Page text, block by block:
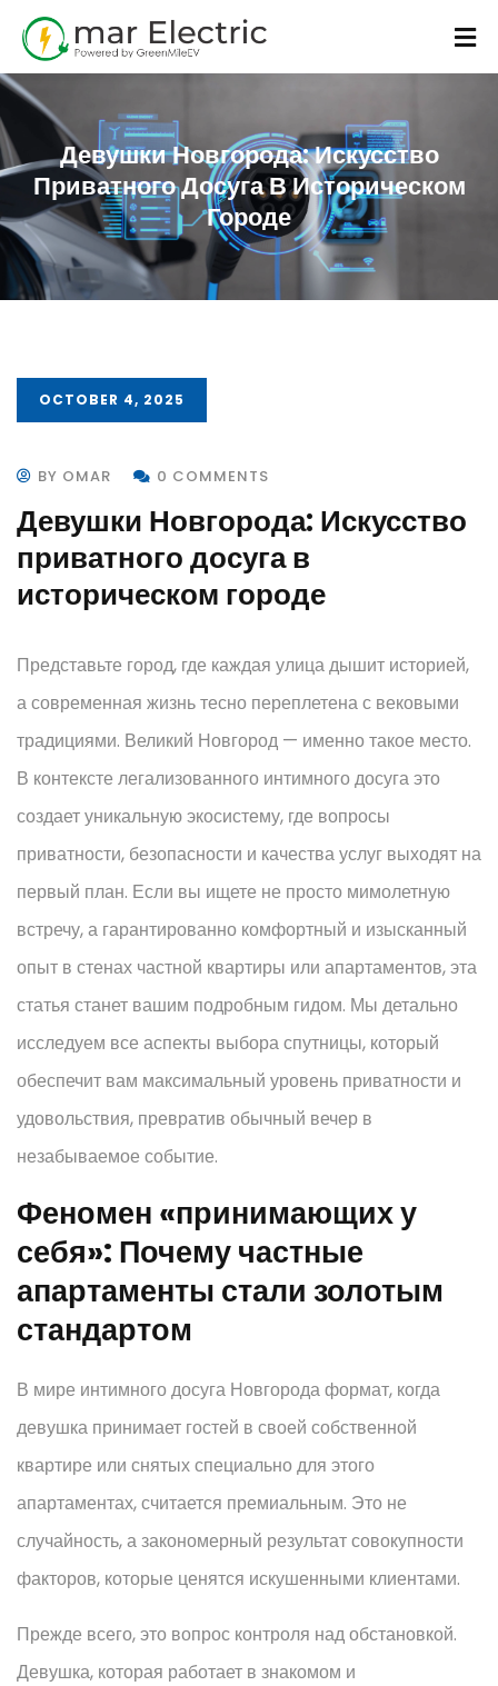
Девушки Новгорода: Искусство
Приватного Досуга В Историческом
Городе
OCTOBER 4, 2025
BY OMAR 0 COMMENTS
Девушки Новгорода: Искусство
приватного досуга в
историческом городе
Представьте город, где каждая улица дышит историей,
а современная жизнь тесно переплетена с вековыми
традициями. Великий Новгород — именно такое место.
В контексте легализованного интимного досуга это
создает уникальную экосистему, где вопросы
приватности, безопасности и качества услуг выходят на
первый план. Если вы ищете не просто мимолетную
встречу, а гарантированно комфортный и изысканный
опыт в стенах частной квартиры или апартаментов, эта
статья станет вашим подробным гидом. Мы детально
исследуем все аспекты выбора спутницы, который
обеспечит вам максимальный уровень приватности и
удовольствия, превратив обычный вечер в
незабываемое событие.
Феномен «принимающих у
себя»: Почему частные
апартаменты стали золотым
стандартом
В мире интимного досуга Новгорода формат, когда
девушка принимает гостей в своей собственной
квартире или снятых специально для этого
апартаментах, считается премиальным. Это не
случайность, а закономерный результат совокупности
факторов, которые ценятся искушенными клиентами.
Прежде всего, это вопрос контроля над обстановкой.
Девушка, которая работает в знакомом и